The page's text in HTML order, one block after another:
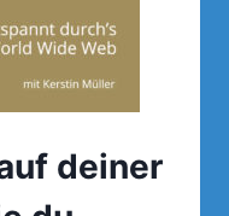
deiner